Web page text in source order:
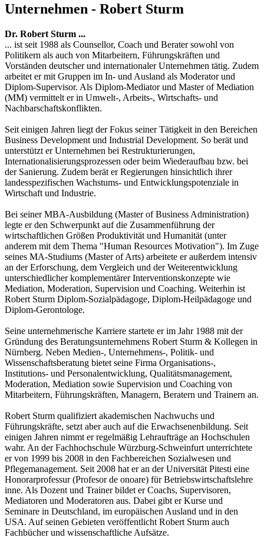
Unternehmen - Robert Sturm
Dr. Robert Sturm ...
... ist seit 1988 als Counsellor, Coach und Berater sowohl von
Politikern als auch von Mitarbeitern, Führungskräften und
Vorständen deutscher und internationaler Unternehmen tätig. Zudem
arbeitet er mit Gruppen im In- und Ausland als Moderator und
Diplom-Supervisor. Als Diplom-Mediator und Master of Mediation
(MM) vermittelt er in Umwelt-, Arbeits-, Wirtschafts- und
Nachbarschaftskonflikten.
Seit einigen Jahren liegt der Fokus seiner Tätigkeit in den Bereichen
Business Development und Industrial Development. So berät und
unterstützt er Unternehmen bei Restrukturierungen,
Internationalisierungsprozessen oder beim Wiederaufbau bzw. bei
der Sanierung. Zudem berät er Regierungen hinsichtlich ihrer
landesspezifischen Wachstums- und Entwicklungspotenziale in
Wirtschaft und Industrie.
Bei seiner MBA-Ausbildung (Master of Business Administration)
legte er den Schwerpunkt auf die Zusammenführung der
wirtschaftlichen Größen Produktivität und Humanität (unter
anderem mit dem Thema "Human Resources Motivation"). Im Zuge
seines MA-Studiums (Master of Arts) arbeitete er außerdem intensiv
an der Erforschung, dem Vergleich und der Weiterentwicklung
unterschiedlicher komplementärer Interventionskonzepte wie
Mediation, Moderation, Supervision und Coaching. Weiterhin ist
Robert Sturm Diplom-Sozialpädagoge, Diplom-Heilpädagoge und
Diplom-Gerontologe.
Seine unternehmerische Karriere startete er im Jahr 1988 mit der
Gründung des Beratungsunternehmens Robert Sturm & Kollegen in
Nürnberg. Neben Medien-, Unternehmens-, Politik- und
Wissenschaftsberatung bietet seine Firma Organisations-,
Institutions- und Personalentwicklung, Qualitätsmanagement,
Moderation, Mediation sowie Supervision und Coaching von
Mitarbeitern, Führungskräften, Managern, Beratern und Trainern an.
Robert Sturm qualifiziert akademischen Nachwuchs und
Führungskräfte, setzt aber auch auf die Erwachsenenbildung. Seit
einigen Jahren nimmt er regelmäßig Lehraufträge an Hochschulen
wahr. An der Fachhochschule Würzburg-Schweinfurt unterrichtete
er von 1999 bis 2008 in den Fachbereichen Sozialwesen und
Pflegemanagement. Seit 2008 hat er an der Universität Pitesti eine
Honorarprofessur (Profesor de onoare) für Betriebswirtschaftslehre
inne. Als Dozent und Trainer bildet er Coachs, Supervisoren,
Mediatoren und Moderatoren aus. Dabei gibt er Kurse und
Seminare in Deutschland, im europäischen Ausland und in den
USA. Auf seinen Gebieten veröffentlicht Robert Sturm auch
Fachbücher und wissenschaftliche Aufsätze.